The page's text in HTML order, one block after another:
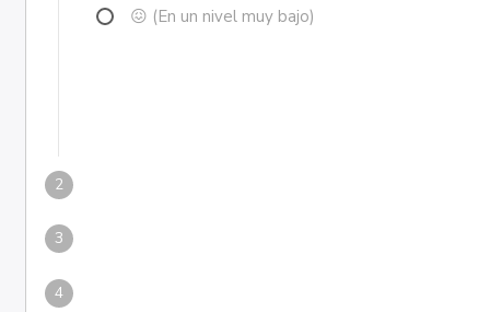
😖 (En un nivel muy bajo)